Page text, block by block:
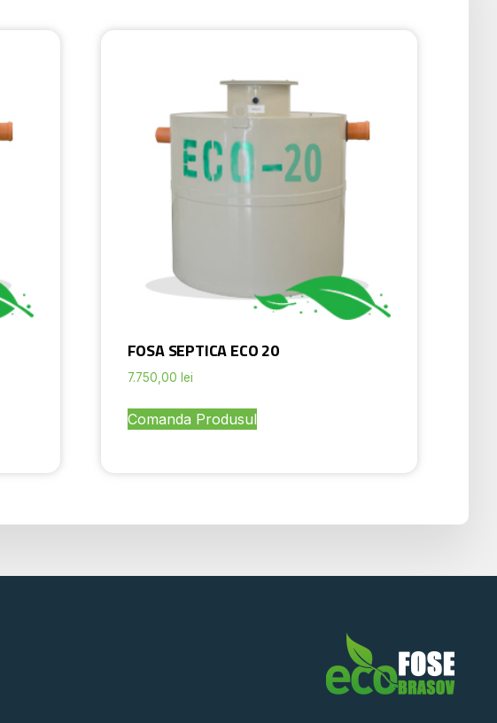
FOSA SEPTICA ECO 20
7.750,00 lei
Comanda Produsul